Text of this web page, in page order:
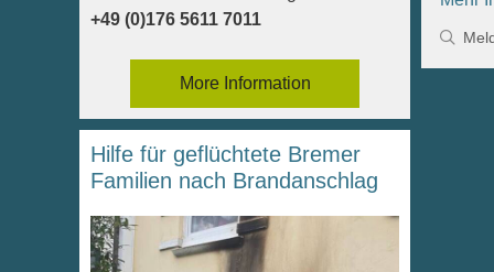
+49 (0)176 5611 7011
More Information
Hilfe für geflüchtete Bremer
Familien nach Brandanschlag